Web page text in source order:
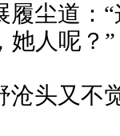
尘道：
她人呢？”
头又不